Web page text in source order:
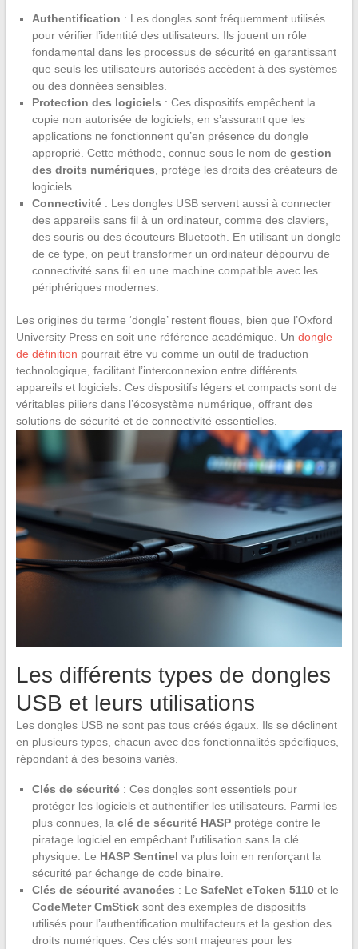
Authentification : Les dongles sont fréquemment utilisés
pour vérifier l’identité des utilisateurs. Ils jouent un rôle
fondamental dans les processus de sécurité en garantissant
que seuls les utilisateurs autorisés accèdent à des systèmes
ou des données sensibles.
Protection des logiciels : Ces dispositifs empêchent la
copie non autorisée de logiciels, en s’assurant que les
applications ne fonctionnent qu’en présence du dongle
approprié. Cette méthode, connue sous le nom de gestion
des droits numériques , protège les droits des créateurs de
logiciels.
Connectivité: Les dongles USB servent aussi à connecter
des appareils sans fil à un ordinateur, comme des claviers,
des souris ou des écouteurs Bluetooth. En utilisant un dongle
de ce type, on peut transformer un ordinateur dépourvu de
connectivité sans fil en une machine compatible avec les
périphériques modernes.
Les origines du terme ‘dongle’ restent floues, bien que l’Oxford
University Press en soit une référence académique. Un dongle
de définition pourrait être vu comme un outil de traduction
technologique, facilitant l’interconnexion entre différents
appareils et logiciels. Ces dispositifs légers et compacts sont de
véritables piliers dans l’écosystème numérique, offrant des
solutions de sécurité et de connectivité essentielles.
Les différents types de dongles
USB et leurs utilisations
Les dongles USB ne sont pas tous créés égaux. Ils se déclinent
en plusieurs types, chacun avec des fonctionnalités spécifiques,
répondant à des besoins variés.
Clés de sécurité: Ces dongles sont essentiels pour
protéger les logiciels et authentifier les utilisateurs. Parmi les
plus connues, la clé de sécurité HASPprotège contre le
piratage logiciel en empêchant l’utilisation sans la clé
physique. Le HASP Sentinel va plus loin en renforçant la
sécurité par échange de code binaire.
Clés de sécurité avancées : Le SafeNet eToken 5110et le
CodeMeter CmSticksont des exemples de dispositifs
utilisés pour l’authentification multifacteurs et la gestion des
droits numériques. Ces clés sont majeures pour les